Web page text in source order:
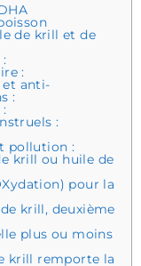
de krill et de
:
anti-
:
:
pollution :
krill ou huile de
pour la
krill, deuxième
plus ou moins
krill remporte la